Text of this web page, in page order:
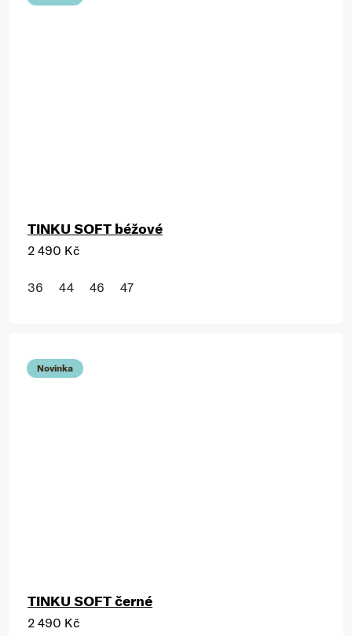
TINKU SOFT béžové
2 490 Kč
36 44 46 47
Novinka
TINKU SOFT černé
2 490 Kč